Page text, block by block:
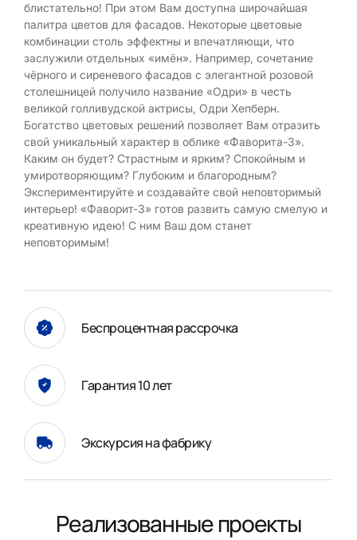
блистательно! При этом Вам доступна широчайшая
палитра цветов для фасадов. Некоторые цветовые
комбинации столь эффектны и впечатляющи, что
заслужили отдельных «имён». Например, сочетание
чёрного и сиреневого фасадов с элегантной розовой
столешницей получило название «Одри» в честь
великой голливудской актрисы, Одри Хепберн.
Богатство цветовых решений позволяет Вам отразить
свой уникальный характер в облике «Фаворита-3».
Каким он будет? Страстным и ярким? Спокойным и
умиротворяющим? Глубоким и благородным?
Экспериментируйте и создавайте свой неповторимый
интерьер! «Фаворит-3» готов развить самую смелую и
креативную идею! С ним Ваш дом станет
неповторимым!
Беспроцентная рассрочка
Гарантия 10 лет
Экскурсия на фабрику
Реализованные проекты